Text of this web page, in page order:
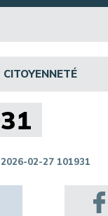
CITOYENNETÉ
02-27 101931